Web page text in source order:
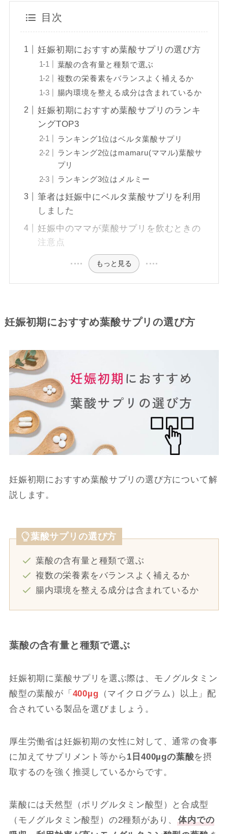
目次
妊娠初期におすすめ葉酸サプリの選び方
葉酸の含有量と種類で選ぶ
複数の栄養素をバランスよく補えるか
腸内環境を整える成分は含まれているか
妊娠初期におすすめ葉酸サプリのランキ
ングTOP3
ランキング1位はベルタ葉酸サプリ
ランキング2位はmamaru(ママル)葉酸サ
プリ
ランキング3位はメルミー
筆者は妊娠中にベルタ葉酸サプリを利用
しました
妊娠中のママが葉酸サプリを飲むときの
注意点
もっと見る
妊娠初期におすすめ葉酸サプリの選び方
妊娠初期におすすめ葉酸サプリの選び方について解
説します。
葉酸サプリの選び方
葉酸の含有量と種類で選ぶ
複数の栄養素をバランスよく補えるか
腸内環境を整える成分は含まれているか
葉酸の含有量と種類で選ぶ
妊娠初期に葉酸サプリを選ぶ際は、モノグルタミン
酸型の葉酸が「 400µg （マイクログラム）以上」配
合されている製品を選びましょう。
厚生労働省は妊娠初期の女性に対して、通常の食事
に加えてサプリメント等から1日400µgの葉酸を摂
取するのを強く推奨しているからです。
葉酸には天然型（ポリグルタミン酸型）と合成型
（モノグルタミン酸型）の2種類があり、体内での